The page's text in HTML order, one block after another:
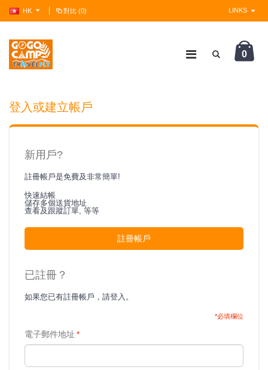
HK 對比 (0) LINKS
0
登入或建立帳戶
新用戶?
註冊帳戶是免費及非常簡單!
快速結帳
儲存多個送貨地址
查看及跟蹤訂單, 等等
註冊帳戶
已註冊？
如果您已有註冊帳戶，請登入。
*必填欄位
*
電子郵件地址